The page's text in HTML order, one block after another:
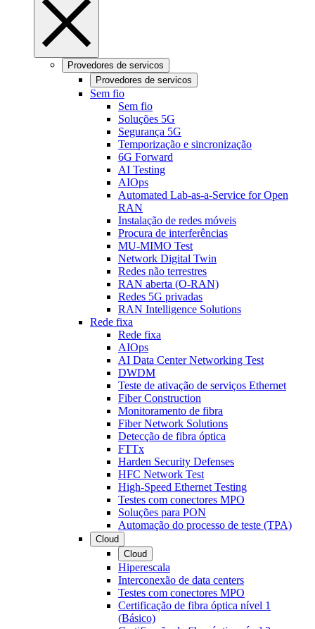
Provedores de servicos
Provedores de servicos
Sem fio
Sem fio
Soluções 5G
Segurança 5G
Temporização e sincronização
6G Forward
AI Testing
AIOps
Automated Lab-as-a-Service for Open
RAN
Instalação de redes móveis
Procura de interferências
MU-MIMO Test
Network Digital Twin
Redes não terrestres
RAN aberta (O-RAN)
Redes 5G privadas
RAN Intelligence Solutions
Rede fixa
Rede fixa
AIOps
AI Data Center Networking Test
DWDM
Teste de ativação de serviços Ethernet
Fiber Construction
Monitoramento de fibra
Fiber Network Solutions
Detecção de fibra óptica
FTTx
Harden Security Defenses
HFC Network Test
High-Speed Ethernet Testing
Testes com conectores MPO
Soluções para PON
Automação do processo de teste (TPA)
Cloud
Cloud
Hiperescala
Interconexão de data centers
Testes com conectores MPO
Certificação de fibra óptica nível 1
(Básico)